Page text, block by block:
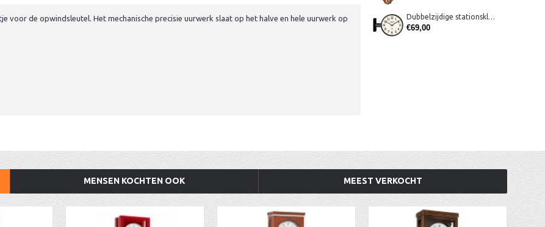
Dubbelzijdige stationsklok metaal 1879
€69,00
voor de opwindsleutel. Het mechanische precisie uurwerk slaat op het halve en hele uurwerk op
MENSEN KOCHTEN OOK MEEST VERKOCHT